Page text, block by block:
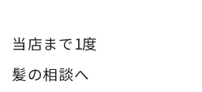
当店まで1度
髪の相談へ